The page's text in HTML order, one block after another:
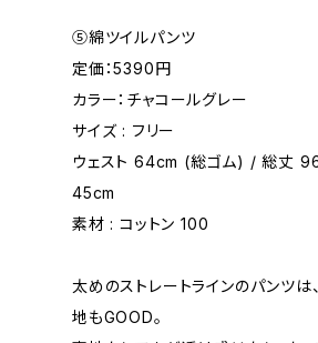
⑤綿ツイルパンツ
定価：5390円
カラー：チャコールグレー
サイズ : フリー
ウェスト 64cm (総ゴム) / 総丈
45cm
素材 : コットン 100
太めのストレートラインのパンツ
地もGOOD。